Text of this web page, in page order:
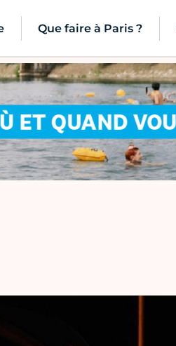
Que faire à Paris ?